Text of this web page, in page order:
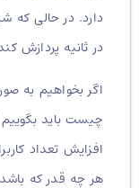
در ثانیه پردازش کند.
اگر بخواهیم به صورت
چیست باید بگوییم که
افزایش تعداد
هر چه قدر که باشد،